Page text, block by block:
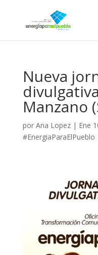
Nueva
Manzano
por Ana Lopez| Ene
#EnergiaParaElPueblo